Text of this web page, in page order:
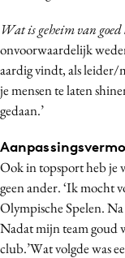
Wat is geheim van goed
onvoorwaardelijk
aardig vindt, als
je mensen te laten
gedaan.’
Ook in topsport heb je
geen ander. ‘Ik mocht
Olympische Spelen.
Nadat mijn team goud
club.’Wat volgde was